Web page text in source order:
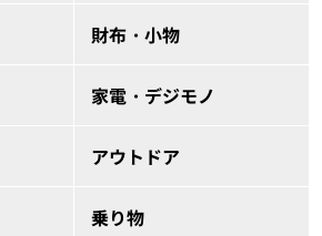
財布・小物
家電・デジモノ
アウトドア
乗り物